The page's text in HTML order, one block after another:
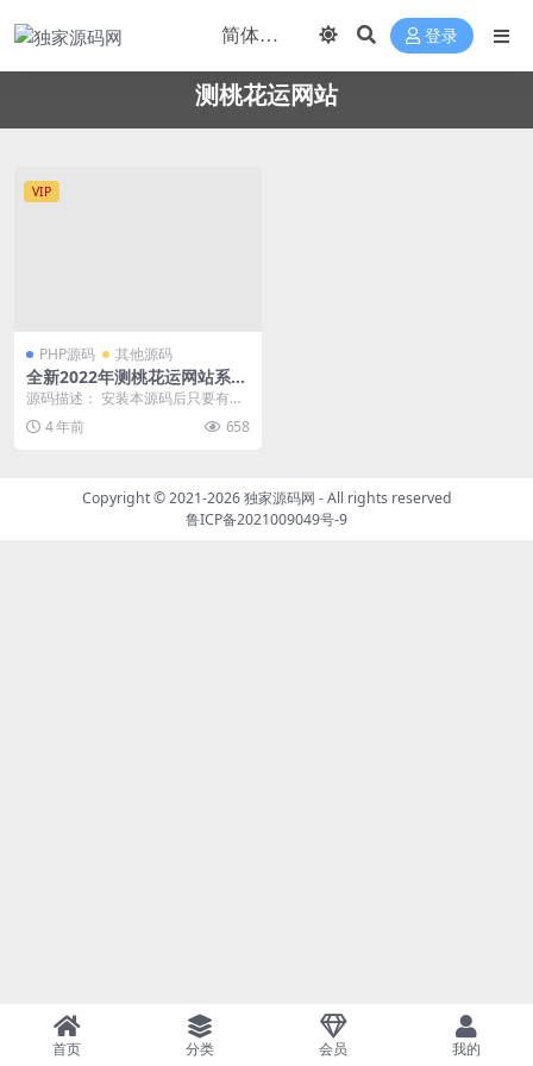
登录
测桃花运网站
VIP
PHP源码 其他源码
全新2022年测桃花运网站系统
源码/完美对接支付结算
源码描述： 安装本源码后只要有人
在线测算，就可以获得收入哦。是
目前市面上最火的变...
4 年前 658
Copyright © 2021-2026独家源码网 - All rights reserved
鲁ICP备2021009049号-9
首页 分类 会员 我的